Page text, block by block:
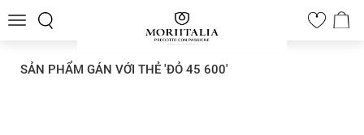
Toggle
0
SẢN PHẨM GÁN VỚI THẺ 'ĐỎ 45 600'